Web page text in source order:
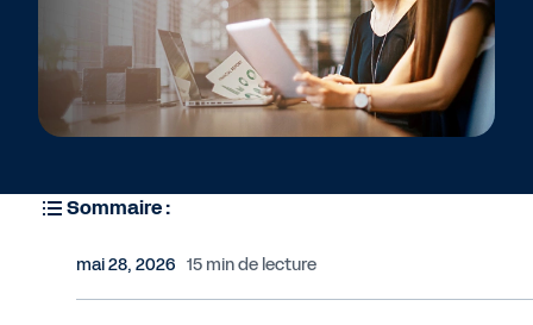
Sommaire :
mai 28, 2026 15 min de lecture